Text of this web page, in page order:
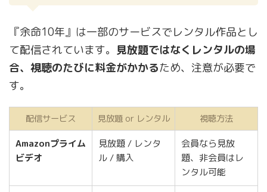
『余命10年』は一部のサービスでレンタル作品とし
て配信されています。 見放題ではなくレンタルの場
合、視聴のたびに料金がかかるため、注意が必要で
す。
配信サービス 見放題 or レンタル 視聴方法
Amazonプライム
ビデオ
見放題 / レンタ
ル / 購入
会員なら見放
題、非会員はレ
ンタル可能